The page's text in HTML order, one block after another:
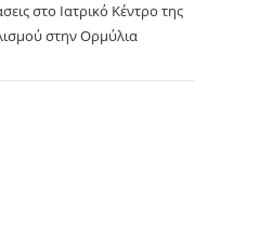
στο Ιατρικό Κέντρο της
στην Ορμύλια